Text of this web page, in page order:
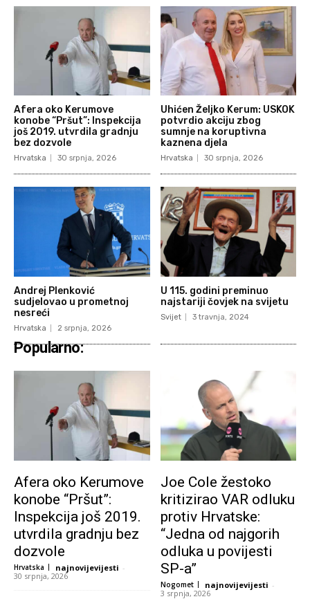
Afera oko Kerumove
konobe “Pršut”: Inspekcija
još 2019. utvrdila gradnju
bez dozvole
Hrvatska 30 srpnja, 2026
Uhićen Željko Kerum: USKOK
potvrdio akciju zbog
sumnje na koruptivna
kaznena djela
Hrvatska 30 srpnja, 2026
Andrej Plenković
sudjelovao u prometnoj
nesreći
Hrvatska 2 srpnja, 2026
U 115. godini preminuo
najstariji čovjek na svijetu
Svijet 3 travnja, 2024
Popularno:
Afera oko Kerumove
konobe “Pršut”:
Inspekcija još 2019.
utvrdila gradnju bez
dozvole
Hrvatska najnovijevijesti -
30 srpnja, 2026
Joe Cole žestoko
kritizirao VAR odluku
protiv Hrvatske:
“Jedna od najgorih
odluka u povijesti
SP-a”
Nogomet najnovijevijesti -
3 srpnja, 2026